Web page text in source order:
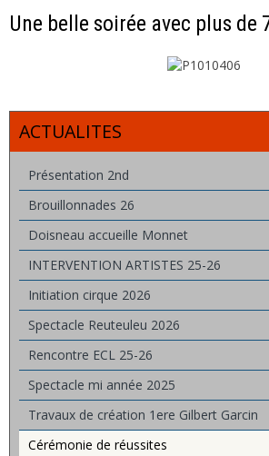
Une belle soirée avec plus de
ACTUALITES
Présentation 2nd
Brouillonnades 26
Doisneau accueille Monnet
INTERVENTION ARTISTES 25-26
Initiation cirque 2026
Spectacle Reuteuleu 2026
Rencontre ECL 25-26
Spectacle mi année 2025
Travaux de création 1ere Gilbert Garcin
Cérémonie de réussites